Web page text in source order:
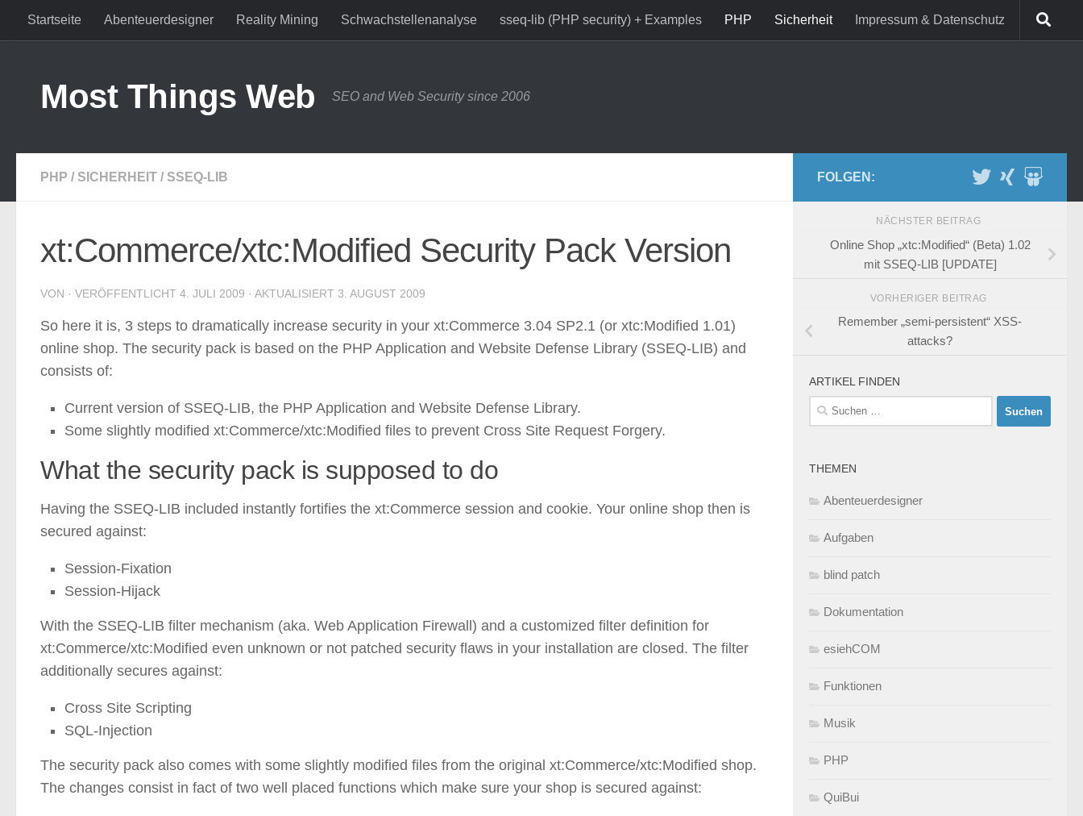
Zum Inhalt springen
Startseite Abenteuerdesigner Reality Mining Schwachstellenanalyse sseq-lib (PHP security) + Examples PHP Sicherheit Impressum & Datenschutz
Most Things Web SEO and Web Security since 2006
PHP / SICHERHEIT / SSEQ-LIB
xt:Commerce/xtc:Modified Security Pack Version
VON · VERÖFFENTLICHT 4. JULI 2009 · AKTUALISIERT 3. AUGUST 2009
So here it is, 3 steps to dramatically increase security in your xt:Commerce 3.04 SP2.1 (or xtc:Modified 1.01)
online shop. The security pack is based on the PHP Application and Website Defense Library (SSEQ-LIB) and
consists of:
Current version of SSEQ-LIB, the PHP Application and Website Defense Library.
Some slightly modified xt:Commerce/xtc:Modified files to prevent Cross Site Request Forgery.
What the security pack is supposed to do
Having the SSEQ-LIB included instantly fortifies the xt:Commerce session and cookie. Your online shop then is
secured against:
Session-Fixation
Session-Hijack
With the SSEQ-LIB filter mechanism (aka. Web Application Firewall) and a customized filter definition for
xt:Commerce/xtc:Modified even unknown or not patched security flaws in your installation are closed. The filter
additionally secures against:
Cross Site Scripting
SQL-Injection
The security pack also comes with some slightly modified files from the original xt:Commerce/xtc:Modified shop.
The changes consist in fact of two well placed functions which make sure your shop is secured against:
FOLGEN:
NÄCHSTER BEITRAG
Online Shop „xtc:Modified“ (Beta) 1.02
mit SSEQ-LIB [UPDATE]
VORHERIGER BEITRAG
Remember „semi-persistent“ XSS-
attacks?
ARTIKEL FINDEN
Suchen
nach:
THEMEN
Abenteuerdesigner
Aufgaben
blind patch
Dokumentation
esiehCOM
Funktionen
Musik
PHP
QuiBui